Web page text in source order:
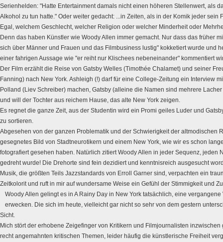
Serienhelden: "Hatte Entertainment damals nicht einen höheren Stellenwert, als
Alkohol zu tun hatte." Oder weiter gedacht: ...in Zeiten, als in der Komik jeder sein
Egal, welchem Geschlecht, welcher Religion oder welcher Minderheit oder
Denn das haben Künstler wie Woody Allen immer gemacht. Nur dass das früher
sich über Männer und Frauen und das Filmbusiness lustig" kokketiert wurde und
einer fahrigen Aussage wie "er reiht nur Klischees nebeneinander" kommentiert
Der Film erzählt die Reise von Gatsby Welles (Timothée Chalamet) und seiner
Fanning) nach New York. Ashleigh (!) darf für eine College-Zeitung ein Interview
Polland (Liev Schreiber) machen, Gatsby (alleine die Namen sind mehrere
und will der Tochter aus reichem Hause, das alte New York zeigen.
Es regnet die ganze Zeit, aus der Studentin wird ein Promi geiles Luder und
zu sortieren.
Abgesehen von der ganzen Problematik und der Schwierigkeit der altmodischen
gesegnetes Bild von Stadtneurotikern und einem New York, wie wir es schon
fotografiert gesehen haben. Natürlich zitiert Woody Allen in jeder Sequenz, jeden
gedreht wurde! Die Drehorte sind fein dezidiert und kenntnisreich ausgesucht
Musik, die größten Teils Jazzstandards von Erroll Garner sind, verpachten ein
Zeitkolorit und ruft in mir auf wundersame Weise ein Gefühl der Stimmigkeit und
Woody Allen gelingt es in A Rainy Day in New York tatsächlich, eine
erwecken. Die sich im heute, vielleicht gar nicht so sehr von dem gestern
Sicht.
Mich stört der erhobene Zeigefinger von Kritikern und Filmjournalisten
recht angemahnten kritischen Themen, leider häufig die künstlerische Freiheit